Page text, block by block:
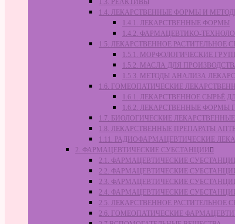
1.3. РЕАКТИВЫ
1.4. ЛЕКАРСТВЕННЫЕ ФОРМЫ И
1.4.1. ЛЕКАРСТВЕННЫЕ ФОРМЫ
1.4.2. ФАРМАЦЕВТИКО-
1.5. ЛЕКАРСТВЕННОЕ
1.5.1. МОРФОЛОГИЧЕСКИЕ
1.5.2. МАСЛА ДЛЯ
1.5.3. МЕТОДЫ АНАЛИЗА
1.6. ГОМЕОПАТИЧЕСКИЕ
1.6.1. ЛЕКАРСТВЕННОЕ
1.6.2. ЛЕКАРСТВЕННЫЕ
1.7. БИОЛОГИЧЕСКИЕ
1.8. ЛЕКАРСТВЕННЫЕ ПРЕПАРАТЫ
1.11. РАДИОФАРМАЦЕВТИЧЕСКИЕ
2. ФАРМАЦЕВТИЧЕСКИЕ СУБСТАНЦИИ
2.1. ФАРМАЦЕВТИЧЕСКИЕ
2.2. ФАРМАЦЕВТИЧЕСКИЕ
2.3. ФАРМАЦЕВТИЧЕСКИЕ
2.4. ФАРМАЦЕВТИЧЕСКИЕ
2.5. ЛЕКАРСТВЕННОЕ РАСТИТЕЛЬНОЕ
2.6. ГОМЕОПАТИЧЕСКИЕ